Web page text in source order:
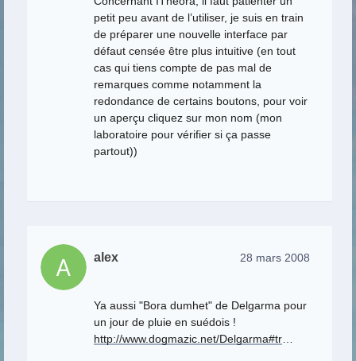
petit peu avant de l’utiliser, je suis en train
de préparer une nouvelle interface par
défaut censée être plus intuitive (en tout
cas qui tiens compte de pas mal de
remarques comme notamment la
redondance de certains boutons, pour voir
un aperçu cliquez sur mon nom (mon
laboratoire pour vérifier si ça passe
partout))
alex 28 mars 2008
Ya aussi "Bora dumhet" de Delgarma pour
un jour de pluie en suédois !
http://www.dogmazic.net/Delgarma#tr